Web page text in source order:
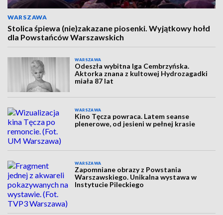
WARSZAWA
Stolica śpiewa (nie)zakazane piosenki. Wyjątkowy hołd
dla Powstańców Warszawskich
WARSZAWA
Odeszła wybitna Iga Cembrzyńska.
Aktorka znana z kultowej Hydrozagadki
miała 87 lat
WARSZAWA
Kino Tęcza powraca. Latem seanse
plenerowe, od jesieni w pełnej krasie
WARSZAWA
Zapomniane obrazy z Powstania
Warszawskiego. Unikalna wystawa w
Instytucie Pileckiego